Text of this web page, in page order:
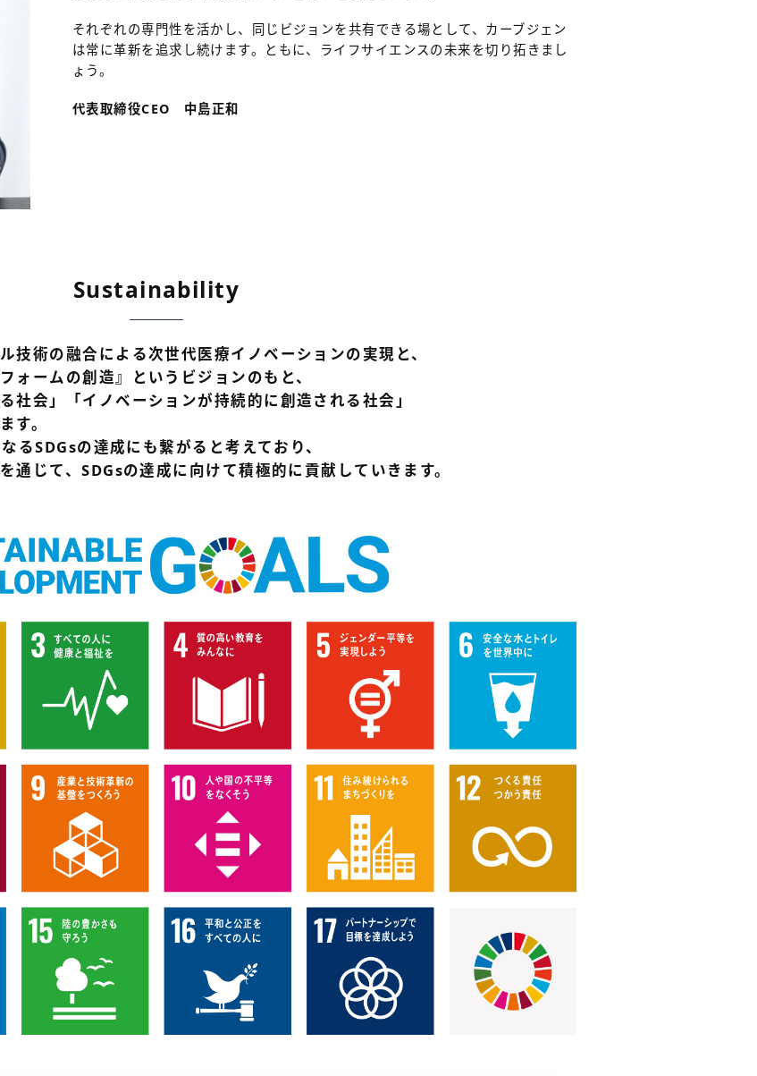
それぞれの専門性を活かし、同じビジョンを共有できる場として、カーブジェン
は常に革新を追求し続けます。ともに、ライフサイエンスの未来を切り拓きまし
ょう。
代表取締役CEO 中島正和
Sustainability
技術の融合による次世代医療イノベーションの実現と、
ォームの創造』というビジョンのもと、
社会」「イノベーションが持続的に創造される社会」
す。
るSDGsの達成にも繋がると考えており、
通じて、SDGsの達成に向けて積極的に貢献していきます。